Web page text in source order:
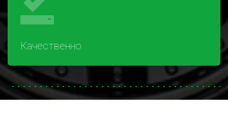
Качественно